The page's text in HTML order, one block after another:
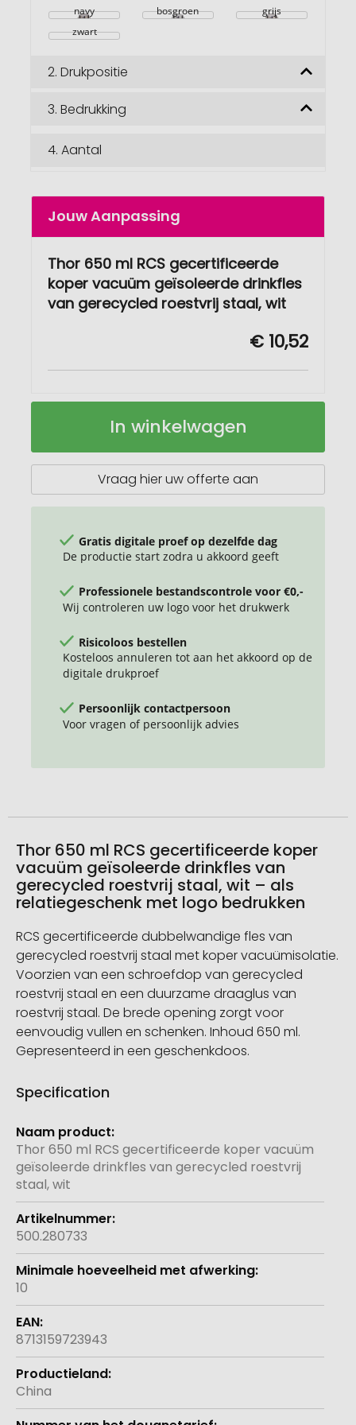
navy
bosgroen
grijs
zwart
2. Drukpositie
3. Bedrukking
4. Aantal
Jouw Aanpassing
Thor 650 ml RCS gecertificeerde
koper vacuüm geïsoleerde drinkfles
van gerecycled roestvrij staal, wit
€ 10,52
Thor
RCS
gecertificeerde
gerecycled
roestvrij
Op
In winkelwagen
Vraag hier uw offerte aan
Gratis digitale proef op dezelfde dag
De productie start zodra u akkoord geeft
Professionele bestandscontrole voor €0,-
Wij controleren uw logo voor het drukwerk
Risicoloos bestellen
Kosteloos annuleren tot aan het akkoord op de
digitale drukproef
Persoonlijk contactpersoon
Voor vragen of persoonlijk advies
Thor 650 ml RCS gecertificeerde koper
vacuüm geïsoleerde drinkfles van
gerecycled roestvrij staal, wit – als
relatiegeschenk met logo bedrukken
RCS gecertificeerde dubbelwandige fles van
gerecycled roestvrij staal met koper vacuümisolatie.
Voorzien van een schroefdop van gerecycled
roestvrij staal en een duurzame draaglus van
roestvrij staal. De brede opening zorgt voor
eenvoudig vullen en schenken. Inhoud 650 ml.
Gepresenteerd in een geschenkdoos.
Specification
Meer
informatie
Thor 650 ml RCS gecertificeerde koper vacuüm
geïsoleerde drinkfles van gerecycled roestvrij
staal, wit
500.280733
10
8713159723943
China